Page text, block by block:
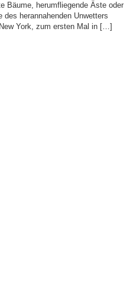
Bäume, herumfliegende Äste oder
herannahenden Unwetters
York, zum ersten Mal in […]